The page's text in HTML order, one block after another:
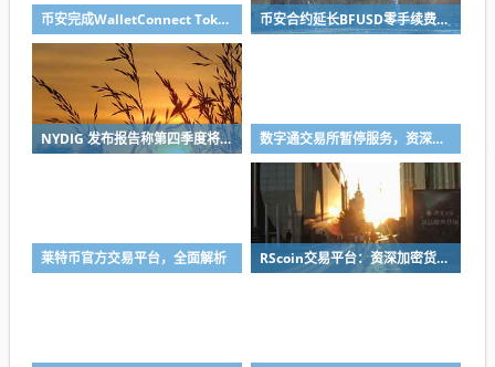
币安完成WalletConnect Token（WCT）于Solana网络集成，并开放充值、提现业务 币安合约延长BFUSD零手续费购买活动
NYDIG 发布报告称第四季度将是比特币表现最佳季度之一 数字通交易所暂停服务，资深从业者表达忧虑
莱特币官方交易平台，全面解析 RScoin交易平台：资深加密货币从业者的评价